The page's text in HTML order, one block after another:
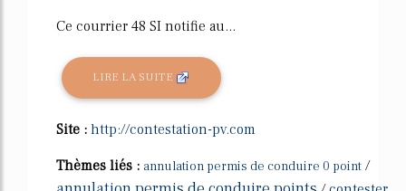
Ce courrier 48 SI notifie au...
LIRE LA SUITE
Site : http://contestation-pv.com
Thèmes liés : annulation permis de conduire 0 point /